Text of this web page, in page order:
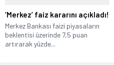
‘Merkez’ faiz kararını açıkladı!
Merkez Bankası faizi piyasaların
beklentisi üzerinde 7,5 puan
artırarak yüzde...